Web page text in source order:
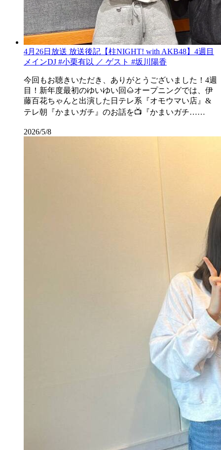
4月26日放送 放送後記【柱NIGHT! with AKB48】4週目
メインDJ #小栗有以 ／ ゲスト #坂川陽香
今回もお聴きいただき、ありがとうございました！4週
目！新年度最初のゆいゆい回🌰オープニングでは、伊
藤百花ちゃんと出演した日テレ系『オモウマい店』&
テレ朝『かまいガチ』のお話を📺『かまいガチ……
2026/5/8